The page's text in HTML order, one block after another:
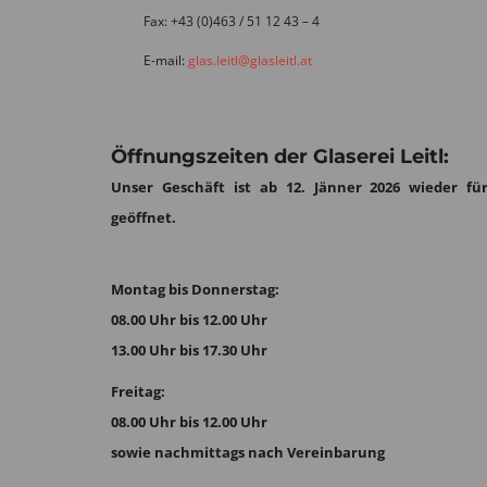
Fax: +43 (0)463 / 51 12 43 – 4
E-mail: glas.leitl@glasleitl.at
Öffnungszeiten der Glaserei Leitl:
Unser Geschäft ist ab 12. Jänner 2026 wieder
geöffnet.
Montag bis Donnerstag:
08.00 Uhr bis 12.00 Uhr
13.00 Uhr bis 17.30 Uhr
Freitag:
08.00 Uhr bis 12.00 Uhr
sowie nachmittags nach Vereinbarung